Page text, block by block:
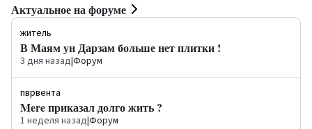
Актуальное на форуме
житель
В Маям ун Дарзам больше нет плитки !
3 дня назад|Форум
пврвента
Mere приказал долго жить ?
1 неделя назад|Форум